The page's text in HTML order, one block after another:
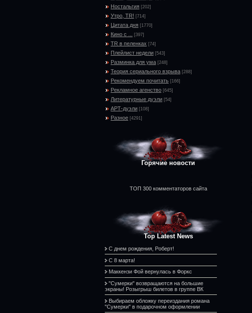
Ностальгия [202]
Утро, TR! [714]
Цитата дня [1770]
Кино с ... [397]
TR в пеленках [74]
Плейлист недели [543]
Разминка для ума [248]
Теория сериального взрыва [288]
Рекомендуем почитать [166]
Рекламное агенство [645]
Литературные дуэли [54]
АРТ-дуэли [108]
Разное [4291]
Горячие новости
ТОП 300 комментаторов сайта
Top Latest News
С днем рождения, Роберт!
С 8 марта!
Маккензи Фой вернулась в Форкс
"Сумерки" возвращаются на большие
экраны! Розыгрыш билетов в группе ВК
Выбираем обложку переиздания романа
"Сумерки" в подарочном оформлении